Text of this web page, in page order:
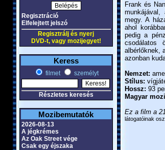
Regisztráció
Elfelejtett jelszó
Regisztrálj és nyerj
DVD-t, vagy mozijegyet!
Keress
filmet személyt
Részletes keresés
Mozibemutatók
2026-08-13
A jégkrémes
Az Oak Street vége
Csak egy éjszaka
Frank és
megy. A
ahol
pedig a
csodálatos
albérlőknek,
azonban
Nemzet:
Stílus:
Hossz: 93
Magyar
Ez a film a
látogatóinak